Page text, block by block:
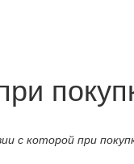
с которой при